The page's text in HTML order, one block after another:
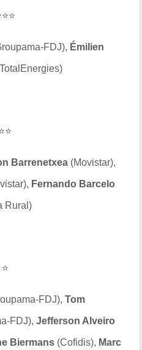
FDJ), Émilien
Barrenetxea(Movistar),
Fernando Barcelo
Rural)
⭐
FDJ), Tom
FDJ), Jefferson Alveiro
Biermans(Cofidis), Marc